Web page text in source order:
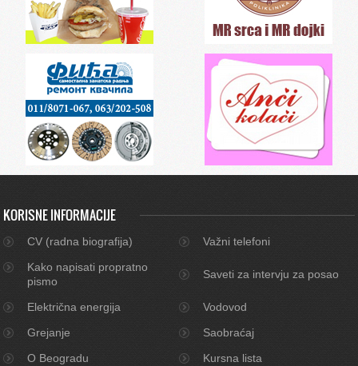
KORISNE INFORMACIJE
CV (radna biografija)
Važni telefoni
Kako napisati propratno
pismo
Saveti za intervju za posao
Električna energija
Vodovod
Grejanje
Saobraćaj
O Beogradu
Kursna lista